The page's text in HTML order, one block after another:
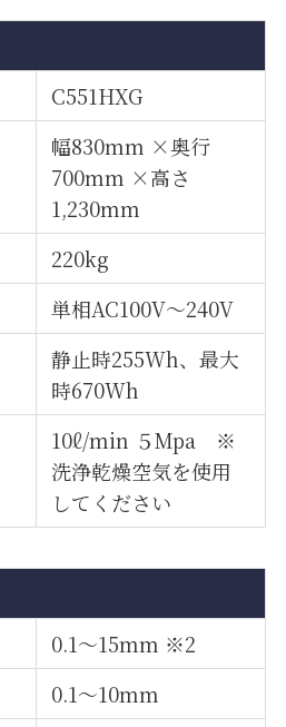
C551HXG
幅830mm ×奥行
700mm ×高さ
1,230mm
220kg
単相AC100V〜240V
静止時255Wh、最大
時670Wh
10ℓ/min ５Mpa ※
洗浄乾燥空気を使用
してください
0.1〜15mm ※2
0.1〜10mm